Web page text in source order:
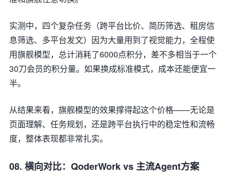
实测中，四个复杂任务（跨平台比价、简历筛选、租房信
息筛选、多平台发文）因为大量用到了视觉能力，全程使
用旗舰模型，总计消耗了6000点积分，差不多相当于一个
30刀会员的积分量。如果换成标准模式，成本还能便宜一
半。
从结果来看，旗舰模型的效果撑得起这个价格——无论是
页面理解、任务规划，还是跨平台执行中的稳定性和流畅
度，整体表现都非常扎实。
08. 横向对比：QoderWork vs 主流Agent方案